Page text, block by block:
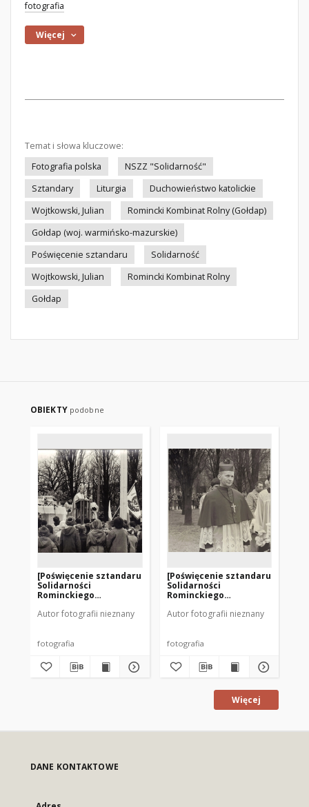
fotografia
Więcej
Temat i słowa kluczowe:
Fotografia polska
NSZZ "Solidarność"
Sztandary
Liturgia
Duchowieństwo katolickie
Wojtkowski, Julian
Romincki Kombinat Rolny (Gołdap)
Gołdap (woj. warmińsko-mazurskie)
Poświęcenie sztandaru
Solidarność
Wojtkowski, Julian
Romincki Kombinat Rolny
Gołdap
OBIEKTY podobne
[Poświęcenie sztandaru
Solidarności
Rominckiego
placu Zwycięstwa w
Autor fotografii nieznany
fotografia
[Poświęcenie sztandaru
Solidarności
Rominckiego
placu Zwycięstwa w
Autor fotografii nieznany
fotografia
Więcej
DANE KONTAKTOWE